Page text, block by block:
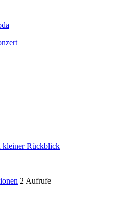
kleiner Rückblick
2 Aufrufe